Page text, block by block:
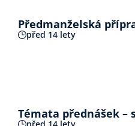
Předmanželská
před 14 lety
Témata přednášek –